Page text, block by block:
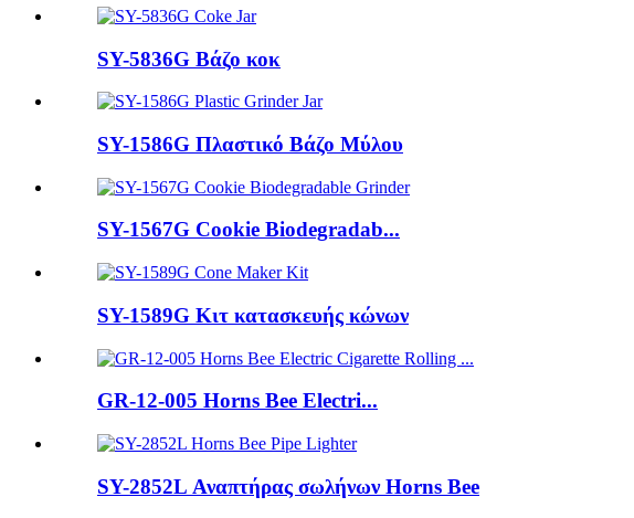
SY-5836G Βάζο κοκ
SY-1586G Πλαστικό Βάζο Μύλου
SY-1567G Cookie Biodegradab...
SY-1589G Κιτ κατασκευής κώνων
GR-12-005 Horns Bee Electri...
SY-2852L Αναπτήρας σωλήνων Horns Bee